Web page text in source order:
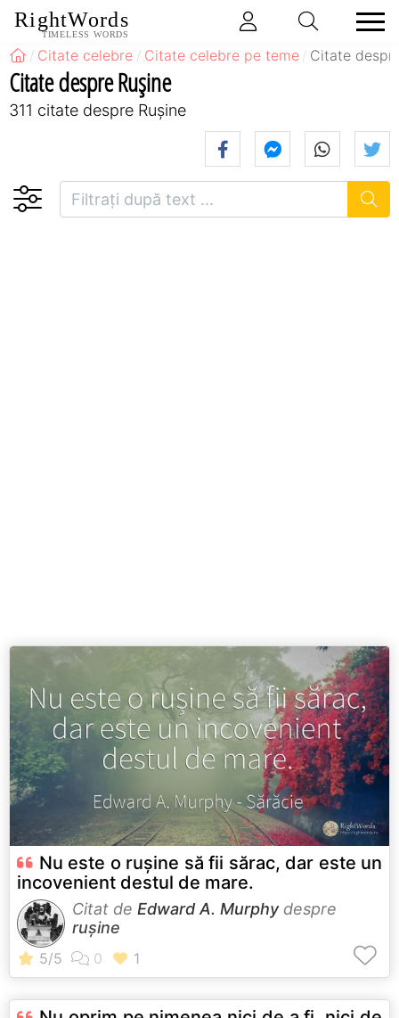
RightWords
TIMELESS WORDS
Citate celebre Citate celebre pe teme Citate
Citate despre Rușine
311 citate despre Rușine
Nu este o rușine să fii sărac, dar este un
incovenient destul de mare.
Citat de Edward A. Murphydespre
rușine